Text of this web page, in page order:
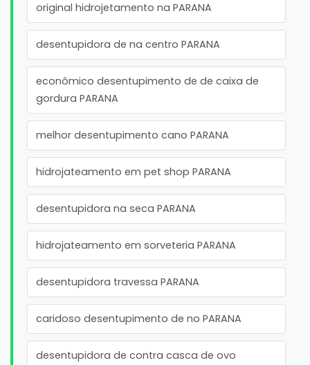
original hidrojetamento na PARANA
desentupidora de na centro PARANA
econômico desentupimento de de caixa de
gordura PARANA
melhor desentupimento cano PARANA
hidrojateamento em pet shop PARANA
desentupidora na seca PARANA
hidrojateamento em sorveteria PARANA
desentupidora travessa PARANA
caridoso desentupimento de no PARANA
desentupidora de contra casca de ovo